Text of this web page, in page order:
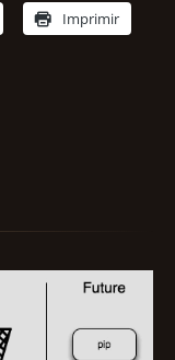
Imprimir